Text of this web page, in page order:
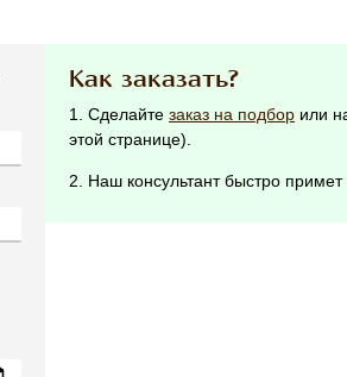
Как заказать?
1. Сделайте заказ на подбор или
этой странице).
2. Наш консультант быстро примет